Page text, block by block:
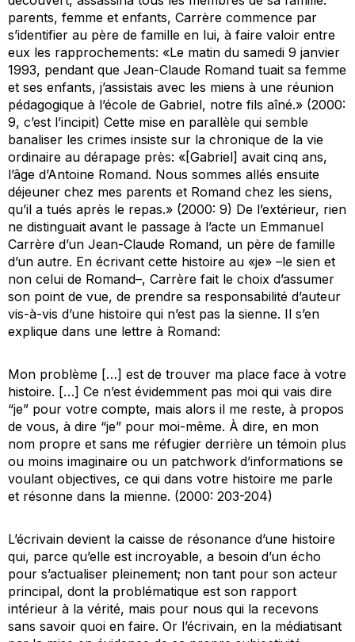
parents, femme et enfants, Carrère commence par
s’identifier au père de famille en lui, à faire valoir entre
eux les rapprochements: «Le matin du samedi 9 janvier
1993, pendant que Jean-Claude Romand tuait sa femme
et ses enfants, j’assistais avec les miens à une réunion
pédagogique à l’école de Gabriel, notre fils aîné.» (2000:
9, c’est l’incipit) Cette mise en parallèle qui semble
banaliser les crimes insiste sur la chronique de la vie
ordinaire au dérapage près: «[Gabriel] avait cinq ans,
l’âge d’Antoine Romand. Nous sommes allés ensuite
déjeuner chez mes parents et Romand chez les siens,
qu’il a tués après le repas.» (2000: 9) De l’extérieur, rien
ne distinguait avant le passage à l’acte un Emmanuel
Carrère d’un Jean-Claude Romand, un père de famille
d’un autre. En écrivant cette histoire au «je» –le sien et
non celui de Romand–, Carrère fait le choix d’assumer
son point de vue, de prendre sa responsabilité d’auteur
vis-à-vis d’une histoire qui n’est pas la sienne. Il s’en
explique dans une lettre à Romand:
Mon problème […] est de trouver ma place face à votre
histoire. […] Ce n’est évidemment pas moi qui vais dire
“je” pour votre compte, mais alors il me reste, à propos
de vous, à dire “je” pour moi-même. À dire, en mon
nom propre et sans me réfugier derrière un témoin plus
ou moins imaginaire ou un patchwork d’informations se
voulant objectives, ce qui dans votre histoire me parle
et résonne dans la mienne. (2000: 203-204)
L’écrivain devient la caisse de résonance d’une histoire
qui, parce qu’elle est incroyable, a besoin d’un écho
pour s’actualiser pleinement; non tant pour son acteur
principal, dont la problématique est son rapport
intérieur à la vérité, mais pour nous qui la recevons
sans savoir quoi en faire. Or l’écrivain, en la médiatisant